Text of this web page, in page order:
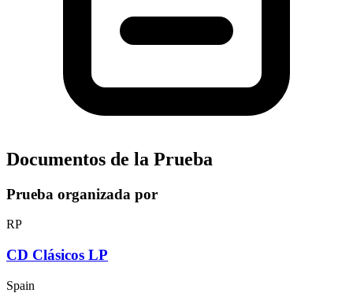
Documentos de la Prueba
Prueba organizada por
RP
CD Clásicos LP
Spain